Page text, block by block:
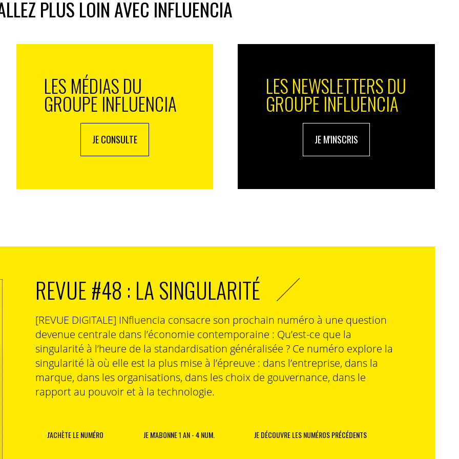
démographique, et à une analyse
les « Moments », lorsqu’elle est intégrée à un
les marques à réaliser des économies budgétaires
plus identifiable pour aligner la publicité sur le
à ce moment-là.
par les Moments.
et de diffuser des campagnes qui résonnent
encore plus n’est pas difficile à prendre, et cela
action logique
avec l’émotion avant la raison – ou, comme
« Thinking, Fast and Slow », avec le Système 1 et le
le plus rapidement – instantanément,
que la pensée consciente ne prenne le dessus.
à un niveau émotif pour commencer ; une
PLUS LOIN AVEC INFLUENCIA
LES MÉDIAS DU
GROUPE INFLUENCIA
JE CONSULTE
LES NEWSLETTERS DU
GROUPE INFLUENCIA
JE M'INSCRIS
REVUE #48 : LA SINGULARITÉ
[REVUE DIGITALE] INfluencia consacre son prochain numéro à une question
devenue centrale dans l’économie contemporaine : Qu’est-ce que la
singularité à l’heure de la standardisation généralisée ? Ce numéro explore la
singularité là où elle est la plus mise à l’épreuve : dans l’entreprise, dans la
marque, dans les organisations, dans les choix de gouvernance, dans le
rapport au pouvoir et à la technologie.
J'ACHÈTE LE NUMÉRO JE M'ABONNE 1 AN - 4 NUM. JE DÉCOUVRE LES NUMÉROS PRÉCÉDENTS